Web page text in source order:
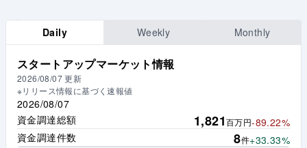
Daily Weekly Monthly
スタートアップマーケット情報
2026/08/07 更新
※リリース情報に基づく速報値
2026/08/07
資金調達総額
1,821百万円-89.22%
資金調達件数
8件+33.33%